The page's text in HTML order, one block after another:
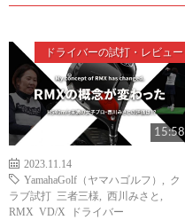
ドライバーの試打・レビュー
15:58
2023.11.14
YamahaGolf（ヤマハゴルフ）
ク
ラブ試打 三者三様
西川みさと
RMX VD/X ドライバー